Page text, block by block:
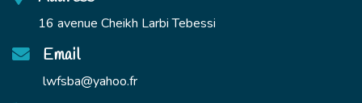
16 avenue Cheikh Larbi Tebessi
Email
lwfsba@yahoo.fr